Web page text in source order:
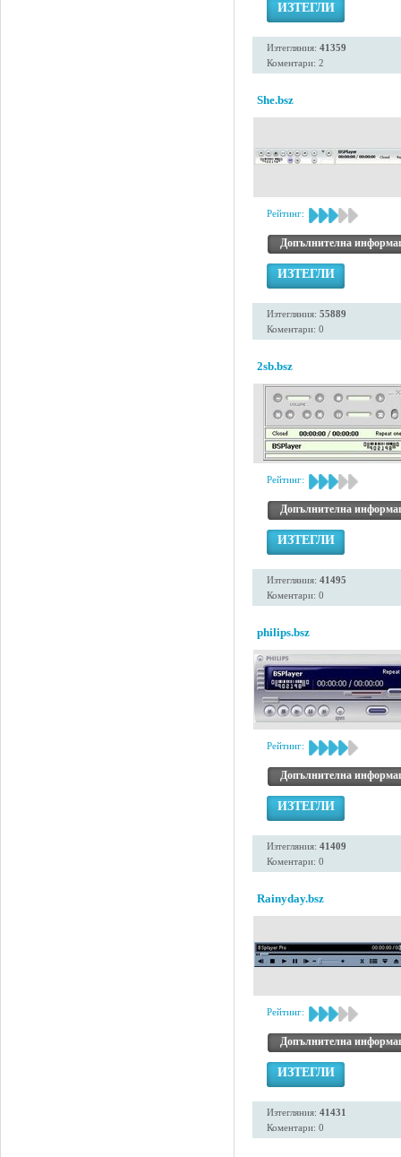
ИЗТЕГЛИ
Изтегляния: 41359
Коментари: 2
She.bsz
Рейтинг:
Допълнителна
ИЗТЕГЛИ
Изтегляния: 55889
Коментари: 0
2sb.bsz
Рейтинг:
Допълнителна
ИЗТЕГЛИ
Изтегляния: 41495
Коментари: 0
philips.bsz
Рейтинг:
Допълнителна
ИЗТЕГЛИ
Изтегляния: 41409
Коментари: 0
Rainyday.bsz
Рейтинг:
Допълнителна
ИЗТЕГЛИ
Изтегляния: 41431
Коментари: 0